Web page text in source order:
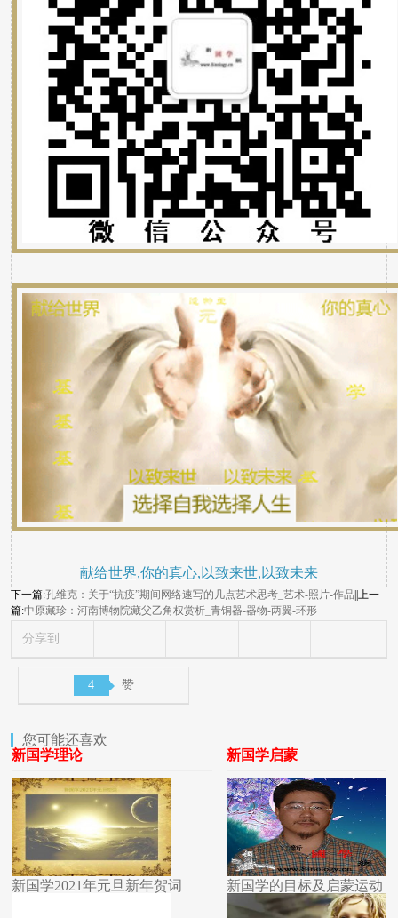
献给世界,你的真心,以致来世,以致未来
下一篇:孔维克：关于“抗疫”期间网络速写的几点艺术思考_艺术-照片-作品 ||上一
篇:中原藏珍：河南博物院藏父乙角权赏析_青铜器-器物-两翼-环形
分享到
4 赞
您可能还喜欢
新国学理论
新国学2021年元旦新年贺词
新国学启蒙
新国学的目标及启蒙运动